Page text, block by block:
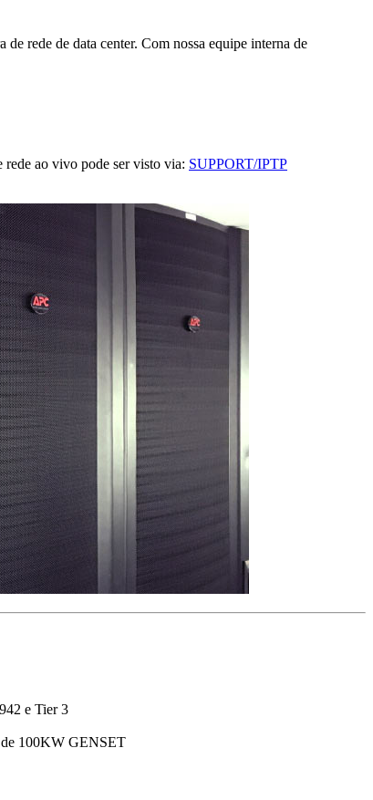
rede de data center. Com nossa equipe interna de
rede ao vivo pode ser visto via: SUPPORT/IPTP
e Tier 3
de 100KW GENSET